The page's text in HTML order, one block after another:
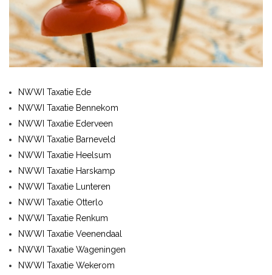
NWWI Taxatie Ede
NWWI Taxatie Bennekom
NWWI Taxatie Ederveen
NWWI Taxatie Barneveld
NWWI Taxatie Heelsum
NWWI Taxatie Harskamp
NWWI Taxatie Lunteren
NWWI Taxatie Otterlo
NWWI Taxatie Renkum
NWWI Taxatie Veenendaal
NWWI Taxatie Wageningen
NWWI Taxatie Wekerom